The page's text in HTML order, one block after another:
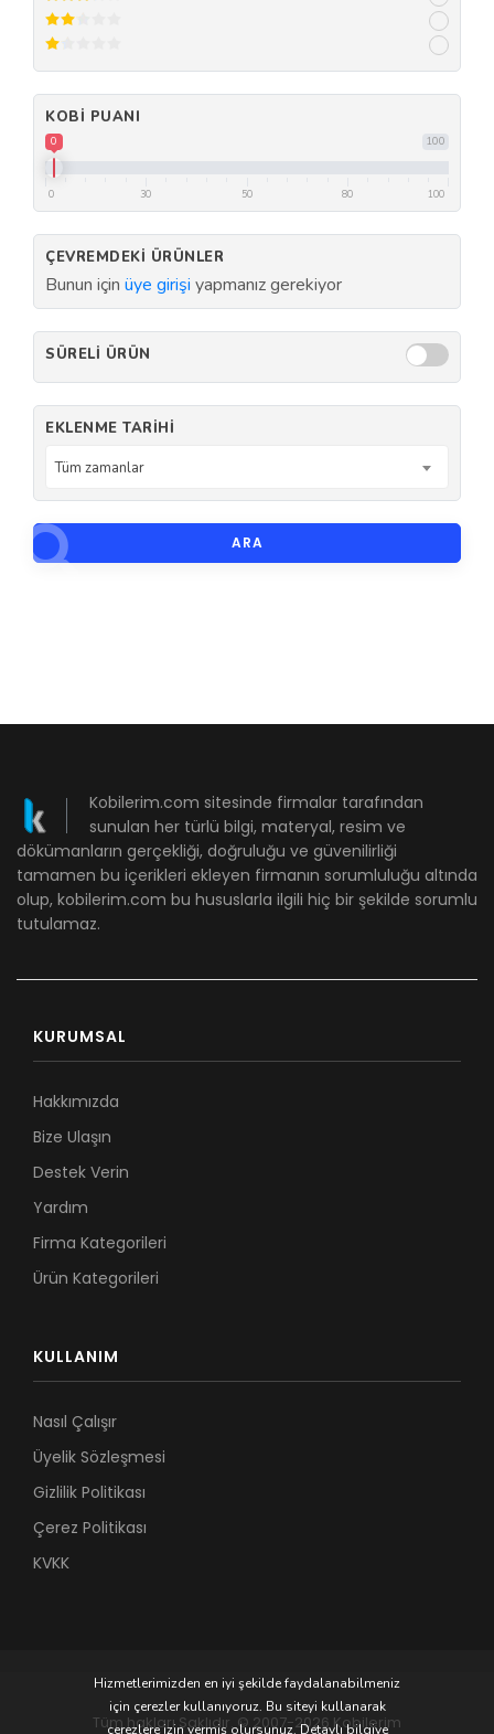
KOBI PUANI
100
0
0 30 50 80 100
ÇEVREMDEKI ÜRÜNLER
Bunun için üye girişi yapmanız gerekiyor
SÜRELI ÜRÜN
EKLENME TARIHI
Tüm zamanlar
ARA
Kobilerim.com sitesinde firmalar tarafından
sunulan her türlü bilgi, materyal, resim ve
dökümanların gerçekliği, doğruluğu ve güvenilirliği
tamamen bu içerikleri ekleyen firmanın sorumluluğu altında
olup, kobilerim.com bu hususlarla ilgili hiç bir şekilde sorumlu
tutulamaz.
KURUMSAL
Hakkımızda
Bize Ulaşın
Destek Verin
Yardım
Firma Kategorileri
Ürün Kategorileri
KULLANIM
Nasıl Çalışır
Üyelik Sözleşmesi
Gizlilik Politikası
Çerez Politikası
KVKK
Tüm hakları Saklıdır. © 2007-2026 Kobilerim
Hizmetlerimizden en iyi şekilde faydalanabilmeniz
için çerezler kullanıyoruz. Bu siteyi kullanarak
çerezlere izin vermiş olursunuz. Detaylı bilgiye